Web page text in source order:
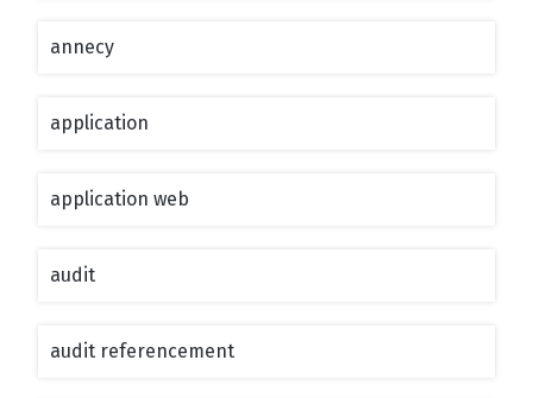
annecy
application
application web
audit
audit referencement